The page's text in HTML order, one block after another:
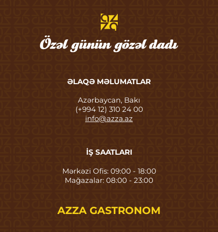
ƏLAQƏ MƏLUMATLAR
Azərbaycan, Bakı
(+994 12) 310 24 00
info@azza.az
İŞ SAATLARI
Mərkəzi Ofis: 09:00 - 18:00
Mağazalar: 08:00 - 23:00
AZZA GASTRONOM